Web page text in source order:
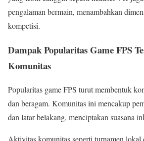
pengalaman bermain, menambahkan
kompetisi.
Dampak Popularitas Game FPS
Komunitas
Popularitas game FPS turut membentuk
dan beragam. Komunitas ini mencakup
dan latar belakang, menciptakan suasana